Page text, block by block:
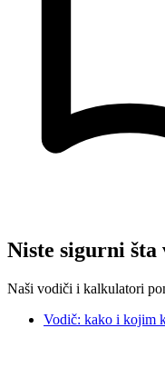
Niste sigurni šta
Naši vodiči i kalkulatori
Vodič: kako i kojim